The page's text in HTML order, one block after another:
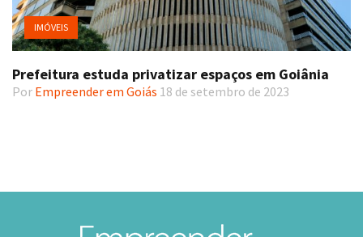
IMÓVEIS
Prefeitura estuda privatizar espaços em Goiânia
Por Empreender em Goiás 18 de setembro de 2023